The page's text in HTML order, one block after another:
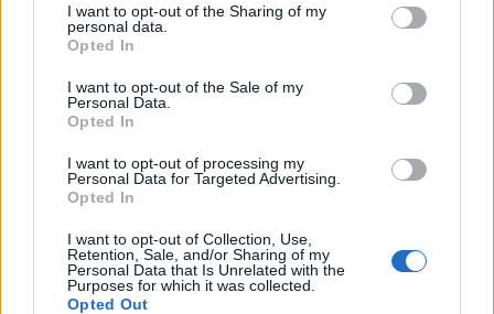
not limited to your visit or usage behaviour. You may click to
grant or deny consent to Google and its third-party tags to
use your data for below specified purposes in below Google
consent section.
I want to opt-out of the Sharing of my
personal data.
Opted In
I want to opt-out of the Sale of my
Personal Data.
Opted In
I want to opt-out of processing my
Personal Data for Targeted Advertising.
Opted In
I want to opt-out of Collection, Use,
Retention, Sale, and/or Sharing of my
Personal Data that Is Unrelated with the
Purposes for which it was collected.
Opted Out
Condividi l'articolo
F
a
ce
b
o
o
k
T
w
it
te
Pi
n
te
re
W
at
s
p
p
S
a
re
Articolo precedente
Prossimo articolo
NOTIZIE RECENTI